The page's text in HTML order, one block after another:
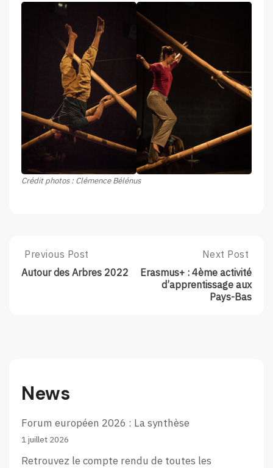
Crédit photos : Clémence Bélénus
Post
navigation
Previous
Post:
Previous Post
Autour des Arbres 2022
Next
Post:
Erasmus+
4ème
Next Post
Erasmus+ : 4ème activité
d’apprentissage aux
Pays-Bas
News
Forum européen 2026 : La synthèse
1 juillet 2026
Retrouvez le compte rendu de toutes les